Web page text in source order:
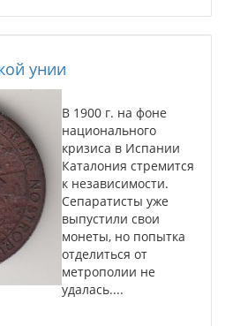
унии
В 1900 г. на фоне
национального
кризиса в Испании
Каталония стремится
к независимости.
Сепаратисты уже
выпустили свои
монеты, но попытка
отделиться от
метрополии не
удалась....